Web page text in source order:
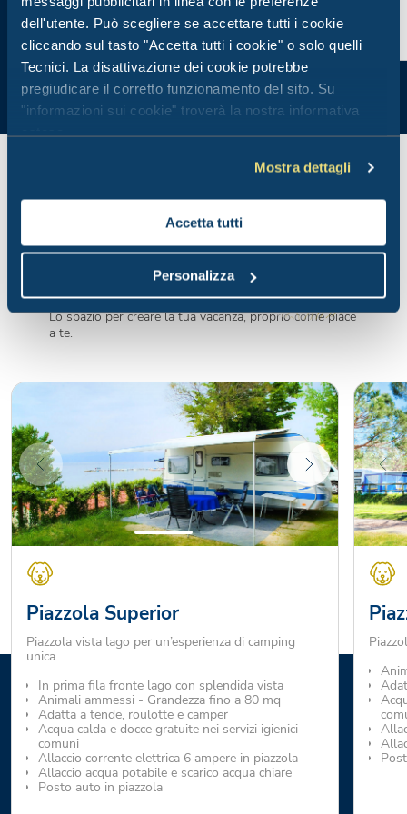
dell'utente. Può scegliere se accettare tutti i cookie
cliccando sul tasto "Accetta tutti i cookie" o solo quelli
Tecnici. La disattivazione dei cookie potrebbe
pregiudicare il corretto funzionamento del sito. Su
"informazioni sui cookie" troverà la nostra informativa
estesa.
Mostra dettagli
Accetta tutti
Personalizza
Piazzole
Lo spazio per creare la tua vacanza, proprio come piace
a te.
Piazzola Superior
Piazzola vista lago per un’esperienza di camping
unica.
In prima fila fronte lago con splendida vista
Animali ammessi - Grandezza fino a 80 mq
Adatta a tende, roulotte e camper
Acqua calda e docce gratuite nei servizi igienici
comuni
Allaccio corrente elettrica 6 ampere in piazzola
Allaccio acqua potabile e scarico acqua chiare
Posto auto in piazzola